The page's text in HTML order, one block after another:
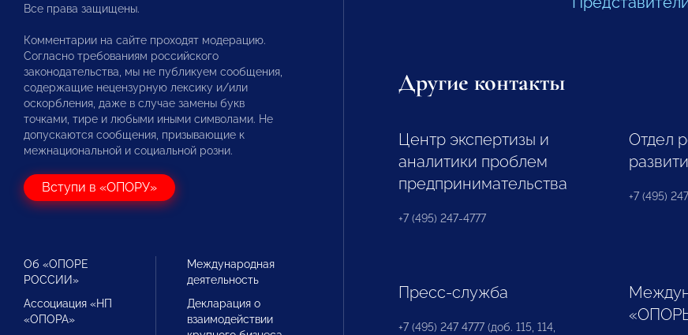
Все права защищены.
Комментарии на сайте проходят модерацию.
Согласно требованиям российского
законодательства, мы не публикуем сообщения,
содержащие нецензурную лексику и/или
оскорбления, даже в случае замены букв
точками, тире и любыми иными символами. Не
допускаются сообщения, призывающие к
межнациональной и социальной розни.
Вступи в «ОПОРУ»
Об «ОПОРЕ
РОССИИ»
Ассоциация «НП
«ОПОРА»
Международная
деятельность
Декларация о
взаимодействии
Другие контакты
Центр экспертизы и
аналитики проблем
предпринимательства
+7 (495) 247-4777
Отдел
+7 (495)
Пресс-служба
+7 (495) 247 4777 (доб. 115, 114,